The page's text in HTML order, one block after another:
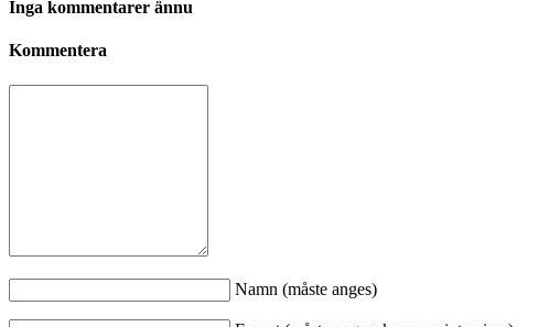
Inga kommentarer ännu
Kommentera
Namn (måste anges)